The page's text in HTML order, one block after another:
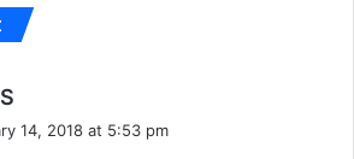
14, 2018 at 5:53 pm